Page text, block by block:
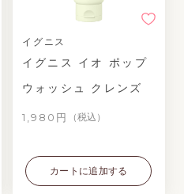
イグニス
イグニス イオ ポップ
ウォッシュ クレンズ
1,980円 （税込）
カートに追加する